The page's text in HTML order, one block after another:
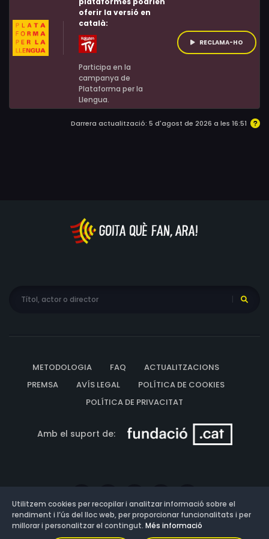
oferir la versió en
català:
Participa en la
campanya de
Plataforma per la
Llengua.
RECLAMA-HO
Darrera actualització: 5 d'agost de 2026 a les 16:51
METODOLOGIA FAQ
ACTUALITZACIONS
PREMSA
AVÍS LEGAL
POLÍTICA DE COOKIES
POLÍTICA DE PRIVACITAT
Amb el suport de:
Utilitzem cookies per recopilar i analitzar informació sobre el
rendiment i l’ús del lloc web, per proporcionar funcionalitats i per
millorar i personalitzar el contingut. Més informació